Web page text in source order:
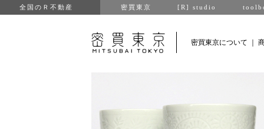
全国のＲ不動産 密買東京 [R] studio
密買東京について